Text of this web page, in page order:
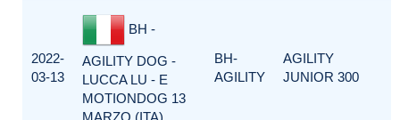
2022-
03-13
BH -
AGILITY DOG -
LUCCA LU - E
MOTIONDOG 13
MARZO (ITA)
BH-
AGILITY
AGILITY
JUNIOR 300